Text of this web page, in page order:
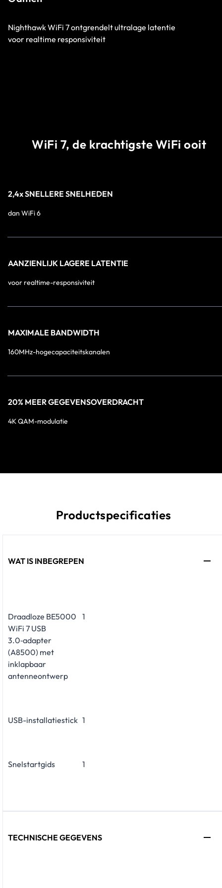
Nighthawk WiFi 7 ontgrendelt ultralage latentie
voor realtime responsiviteit
WiFi 7, de krachtigste WiFi ooit
2,4x SNELLERE SNELHEDEN
dan WiFi 6
AANZIENLIJK LAGERE LATENTIE
voor realtime-responsiviteit
MAXIMALE BANDWIDTH
160MHz-hogecapaciteitskanalen
20% MEER GEGEVENSOVERDRACHT
4K QAM-modulatie
Productspecificaties
WAT IS INBEGREPEN
Draadloze BE5000
WiFi 7 USB
3.0‑adapter
(A8500) met
inklapbaar
antenneontwerp
1
USB-installatiestick 1
Snelstartgids 1
TECHNISCHE GEGEVENS